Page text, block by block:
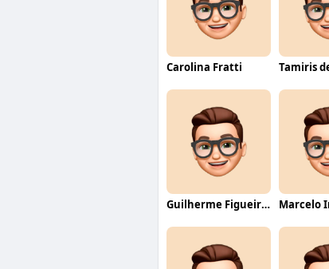
Carolina Fratti Tamiris
Guilherme Figueiredo Marcelo